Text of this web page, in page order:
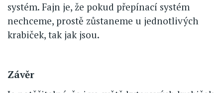
systém. Fajn je, že pokud přepínací systém
nechceme, prostě zůstaneme u jednotlivých
krabiček, tak jak jsou.
Závěr